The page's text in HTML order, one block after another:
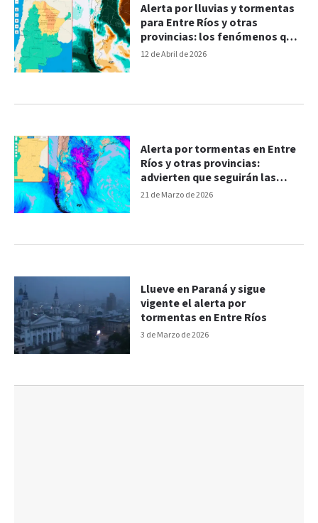
12 de Abril de 2026
Alerta por lluvias y tormentas
para Entre Ríos y otras
provincias: los fenómenos que
pronostican
21 de Marzo de 2026
Alerta por tormentas en Entre
Ríos y otras provincias:
advierten que seguirán las
lluvias intensas el fin de
3 de Marzo de 2026
Llueve en Paraná y sigue
vigente el alerta por
tormentas en Entre Ríos